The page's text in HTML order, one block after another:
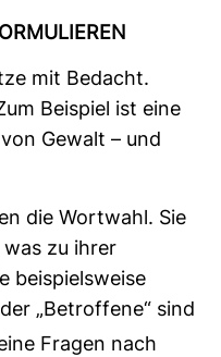
mit Bedacht.
Bei­spiel ist eine
Gewalt – und
die Wortwahl. Sie
zu ihrer
beispielsweise
„Betroffene“ sind
Fragen nach